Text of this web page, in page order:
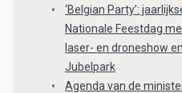
‘Belgian Party’:
Nationale Feestdag
laser- en droneshow
Jubelpark
Agenda van de